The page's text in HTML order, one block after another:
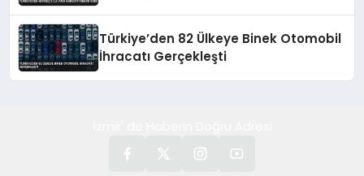
Türkiye’den 82 Ülkeye Binek Otomobil
İhracatı Gerçekleşti